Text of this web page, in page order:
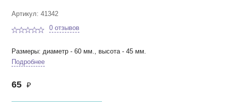
Артикул: 41342
0 отзывов
Размеры: диаметр - 60 мм., высота - 45 мм.
Подробнее
65 ₽